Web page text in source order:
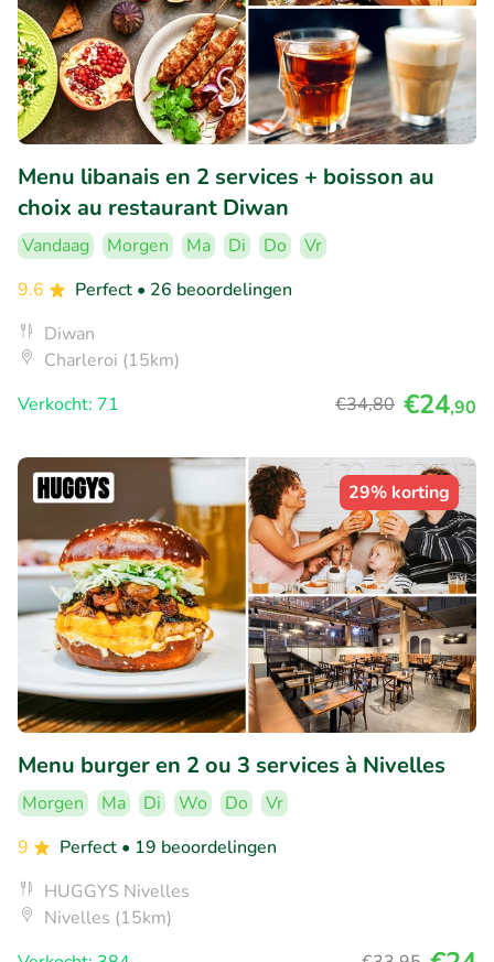
Menu libanais en 2 services + boisson au
choix au restaurant Diwan
Vandaag Morgen Ma Di Do
Vr
9.6
Perfect • 26 beoordelingen
Diwan
Charleroi (15km)
Verkocht: 71
€34,80 €24,90
29% korting
Menu burger en 2 ou 3 services à Nivelles
Morgen Ma Di Wo Do
Vr
9
Perfect • 19 beoordelingen
HUGGYS Nivelles
Nivelles (15km)